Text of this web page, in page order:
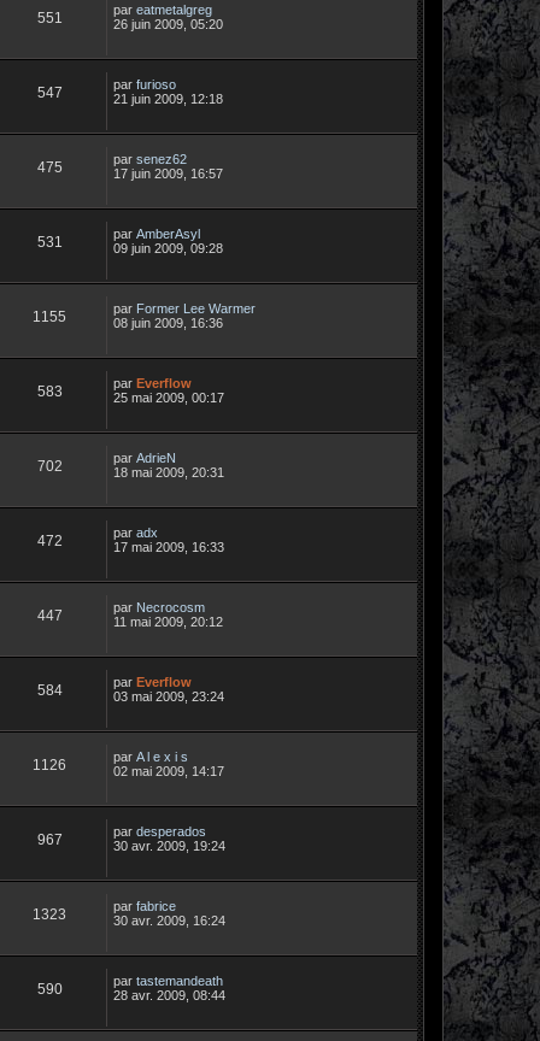
551 par eatmetalgreg
26 juin 2009, 05:20
547 par furioso
21 juin 2009, 12:18
475 par senez62
17 juin 2009, 16:57
531 par AmberAsyl
09 juin 2009, 09:28
1155 par Former Lee Warmer
08 juin 2009, 16:36
583 par Everflow
25 mai 2009, 00:17
702 par AdrieN
18 mai 2009, 20:31
472 par adx
17 mai 2009, 16:33
447 par Necrocosm
11 mai 2009, 20:12
584 par Everflow
03 mai 2009, 23:24
1126 par A l e x i s
02 mai 2009, 14:17
967 par desperados
30 avr. 2009, 19:24
1323 par fabrice
30 avr. 2009, 16:24
590 par tastemandeath
28 avr. 2009, 08:44